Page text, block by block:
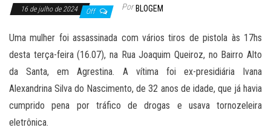
16 de julho de 2024 Off Por BLOGEM
Uma mulher foi assassinada com vários tiros de pistola às 17hs
desta terça-feira (16.07), na Rua Joaquim Queiroz, no Bairro Alto
da Santa, em Agrestina. A vítima foi ex-presidiária Ivana
Alexandrina Silva do Nascimento, de 32 anos de idade, que já havia
cumprido pena por tráfico de drogas e usava tornozeleira
eletrônica.